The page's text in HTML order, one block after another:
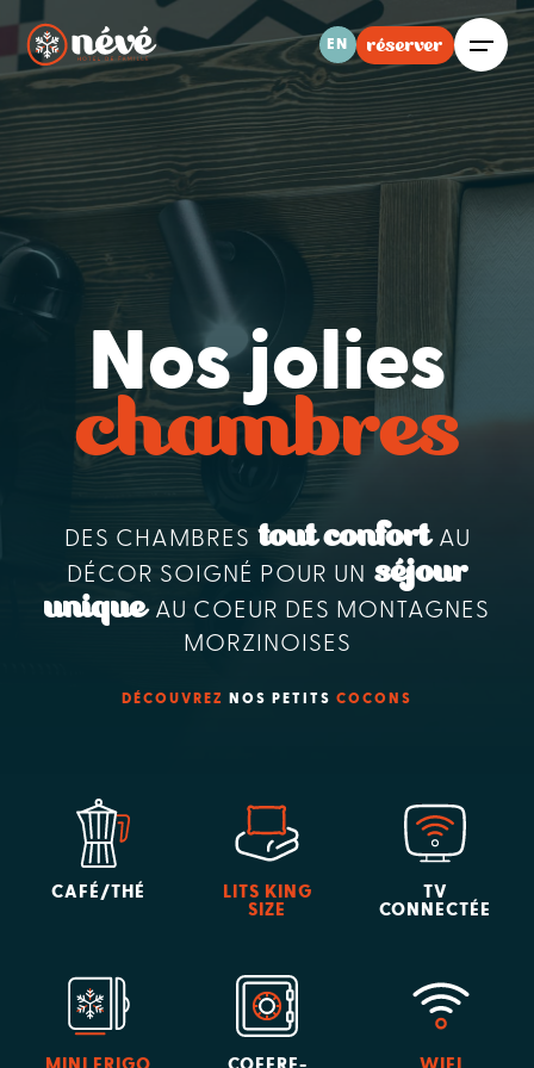
EN réserver
Nos jolies
chambres
DES CHAMBRES tout confortAU
DÉCOR SOIGNÉ POUR UN séjour
uniqueAU COEUR DES MONTAGNES
MORZINOISES
DÉCOUVREZ NOS PETITS COCONS
CAFÉ/THÉ
LITS KING
SIZE
TV
CONNECTÉE